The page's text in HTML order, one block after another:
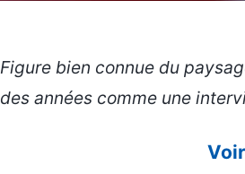
Figure bien connue du
des années comme une